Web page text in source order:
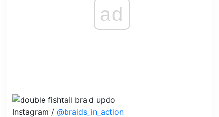
ad
Instagram / @braids_in_action